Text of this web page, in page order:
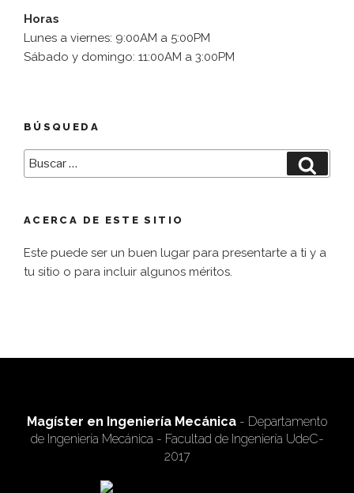
Horas
Lunes a viernes: 9:00AM a 5:00PM
Sábado y domingo: 11:00AM a 3:00PM
BÚSQUEDA
Buscar
por:
ACERCA DE ESTE SITIO
Este puede ser un buen lugar para presentarte a ti y a
tu sitio o para incluir algunos méritos.
Magíster en Ingeniería Mecánica - Departamento
de Ingeniería Mecánica - Facultad de Ingeniería UdeC-
2017